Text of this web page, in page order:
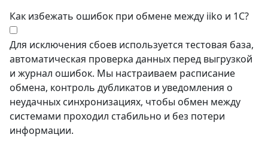
Как избежать ошибок при обмене между iiko и 1С?
Для исключения сбоев используется тестовая база,
автоматическая проверка данных перед выгрузкой
и журнал ошибок. Мы настраиваем расписание
обмена, контроль дубликатов и уведомления о
неудачных синхронизациях, чтобы обмен между
системами проходил стабильно и без потери
информации.